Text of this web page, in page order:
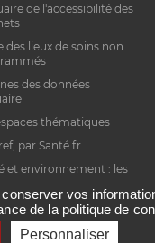
de l'accessibilité des
des lieux de soins non
des données
thématiques
par Santé.fr
et environnement : les
vos
de la politique de
Personnaliser